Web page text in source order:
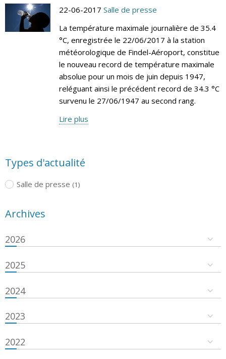
22-06-2017 Salle de presse
La température maximale journalière de 35.4
°C, enregistrée le 22/06/2017 à la station
météorologique de Findel-Aéroport, constitue
le nouveau record de température maximale
absolue pour un mois de juin depuis 1947,
reléguant ainsi le précédent record de 34.3 °C
survenu le 27/06/1947 au second rang.
Lire plus
Types d'actualité
Salle de presse (1)
Archives
2026
2025
2024
2023
2022